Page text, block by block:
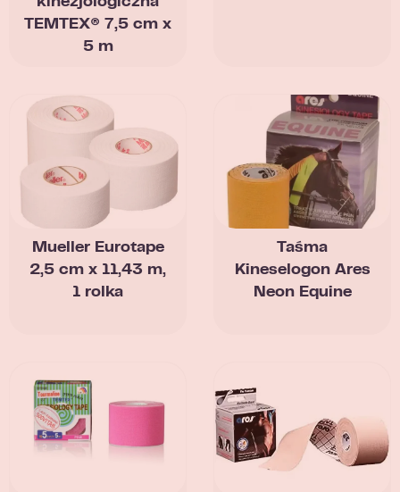
TEMTEX® 7,5 cm x
5 m
Mueller Eurotape
2,5 cm x 11,43 m,
1 rolka
Taśma
Kineselogon Ares
Neon Equine